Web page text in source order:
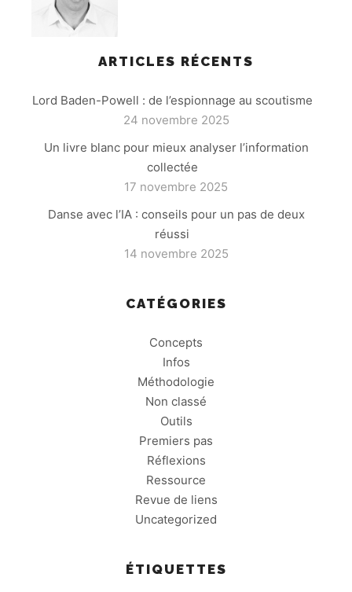
ARTICLES RÉCENTS
Lord Baden-Powell : de l’espionnage au scoutisme
24 novembre 2025
Un livre blanc pour mieux analyser l’information
collectée
17 novembre 2025
Danse avec l’IA : conseils pour un pas de deux
réussi
14 novembre 2025
CATÉGORIES
Concepts
Infos
Méthodologie
Non classé
Outils
Premiers pas
Réflexions
Ressource
Revue de liens
Uncategorized
ÉTIQUETTES